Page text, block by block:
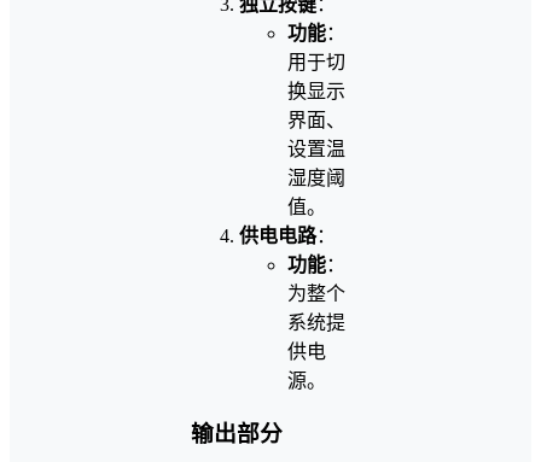
功能：
用于切
换显示
界面、
设置温
湿度阈
值。
供电电路：
功能：
为整个
系统提
供电
源。
输出部分